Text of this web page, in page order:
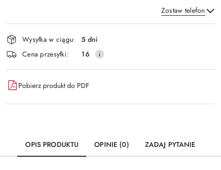
Zostaw telefon
Wyślij
Dostępność
i
dostawa
Wysyłka w ciągu:
5 dni
Cena przesyłki:
16
Pobierz produkt do PDF
OPIS PRODUKTU OPINIE (0) ZADAJ PYTANIE